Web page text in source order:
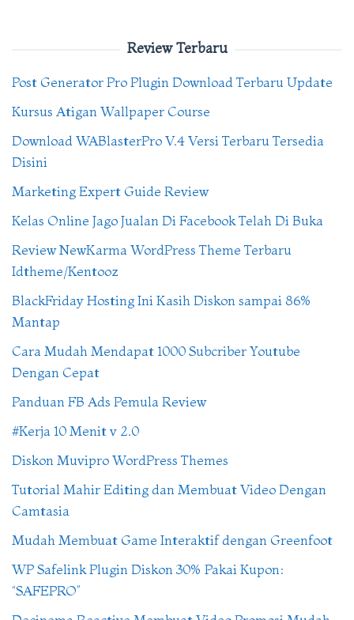
Review Terbaru
Post Generator Pro Plugin Download Terbaru Update
Kursus Atigan Wallpaper Course
Download WABlasterPro V.4 Versi Terbaru Tersedia
Disini
Marketing Expert Guide Review
Kelas Online Jago Jualan Di Facebook Telah Di Buka
Review NewKarma WordPress Theme Terbaru
Idtheme/Kentooz
BlackFriday Hosting Ini Kasih Diskon sampai 86%
Mantap
Cara Mudah Mendapat 1000 Subcriber Youtube
Dengan Cepat
Panduan FB Ads Pemula Review
#Kerja 10 Menit v 2.0
Diskon Muvipro WordPress Themes
Tutorial Mahir Editing dan Membuat Video Dengan
Camtasia
Mudah Membuat Game Interaktif dengan Greenfoot
WP Safelink Plugin Diskon 30% Pakai Kupon:
“SAFEPRO”